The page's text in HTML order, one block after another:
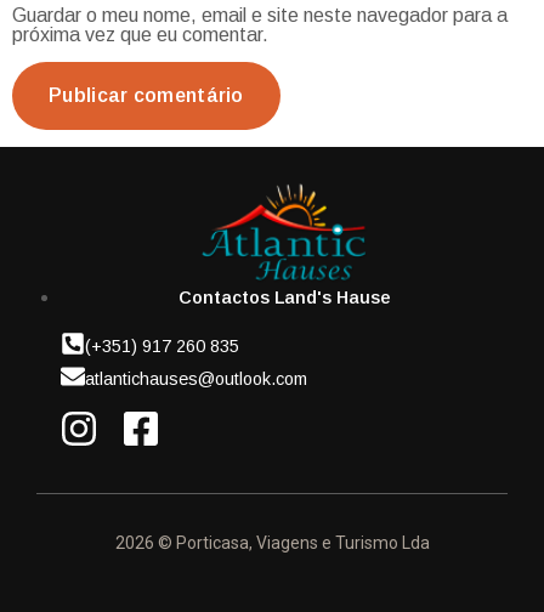
Guardar o meu nome, email e site neste navegador para a
próxima vez que eu comentar.
Contactos Land's Hause
(+351) 917 260 835
atlantichauses@outlook.com
2026 © Porticasa, Viagens e Turismo Lda